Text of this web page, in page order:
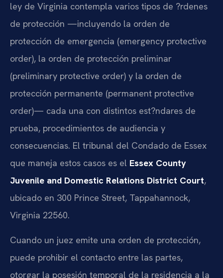
ley de Virginia contempla varios tipos de ?rdenes
de protección —incluyendo la orden de
protección de emergencia (emergency protective
order), la orden de protección preliminar
(preliminary protective order) y la orden de
protección permanente (permanent protective
order)— cada una con distintos est?ndares de
prueba, procedimientos de audiencia y
consecuencias. El tribunal del Condado de Essex
que maneja estos casos es el Essex County
Juvenile and Domestic Relations District Court,
ubicado en 300 Prince Street, Tappahannock,
Virginia 22560.
Cuando un juez emite una orden de protección,
puede prohibir el contacto entre las partes,
otorgar la posesión temporal de la residencia a la